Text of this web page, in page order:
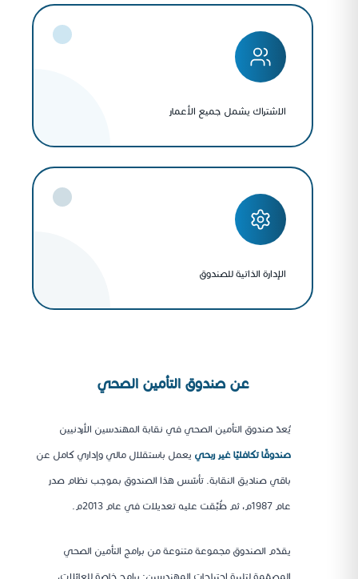
الاشتراك يشمل جميع الأعمار
الإدارة الذاتية للصندوق
عن صندوق التأمين الصحي
يُعدّ صندوق التأمين الصحي في نقابة المهندسين الأردنيين
صندوقًا تكافليًا غير ربحي يعمل باستقلال مالي وإداري كامل عن
باقي صناديق النقابة. تأسّس هذا الصندوق بموجب نظام صدر
عام 1987م، ثم طُبِّقت عليه تعديلات في عام 2013م.
يقدّم الصندوق مجموعة متنوعة من برامج التأمين الصحي
المصمّمة لتلبية احتياجات المهندسين: برامج خاصة للعائلات،